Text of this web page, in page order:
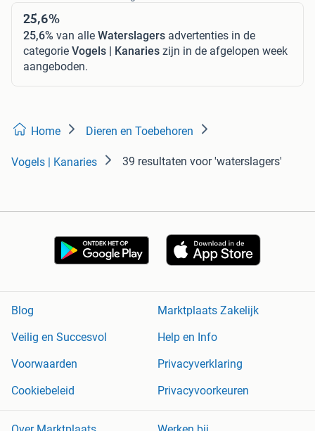
25,6%
25,6% van alle Waterslagers advertenties in de
categorie Vogels | Kanaries zijn in de afgelopen week
aangeboden.
Home Dieren en Toebehoren
Vogels | Kanaries 39 resultaten voor 'waterslagers'
Blog
Marktplaats Zakelijk
Veilig en Succesvol
Help en Info
Voorwaarden
Privacyverklaring
Cookiebeleid
Privacyvoorkeuren